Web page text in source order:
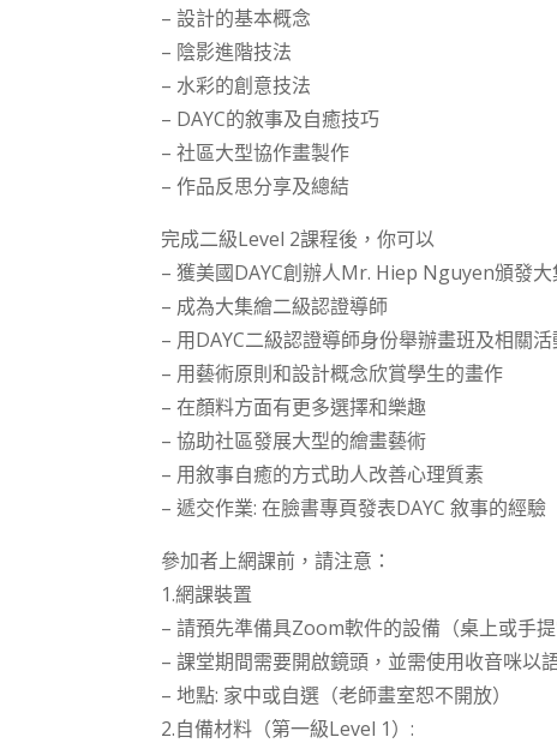
– 設計的基本概念
– 陰影進階技法
– 水彩的創意技法
– DAYC的敘事及自癒技巧
– 社區大型協作畫製作
– 作品反思分享及總結
完成二級Level 2課程後，你可以
– 獲美國DAYC創辦人Mr. Hiep Nguyen頒發
– 成為大集繪二級認證導師
– 用DAYC二級認證導師身份舉辦畫班及相關活
– 用藝術原則和設計概念欣賞學生的畫作
– 在顏料方面有更多選擇和樂趣
– 協助社區發展大型的繪畫藝術
– 用敘事自癒的方式助人改善心理質素
– 遞交作業: 在臉書專頁發表DAYC 敘事的經驗
參加者上網課前，請注意：
1.網課裝置
– 請預先準備具Zoom軟件的設備（桌上或手提
– 課堂期間需要開啟鏡頭，並需使用收音咪以
– 地點: 家中或自選（老師畫室恕不開放）
2.自備材料（第一級Level 1）: